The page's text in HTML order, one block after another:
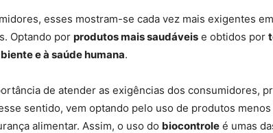
esses mostram-se cada vez mais exigentes
Optando por produtos mais saudáveis e obtidos por
e à saúde humana.
de atender as exigências dos consumidores,
sentido, vem optando pelo uso de produtos
alimentar. Assim, o uso do biocontrole é umas